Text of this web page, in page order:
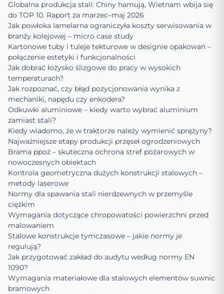
Globalna produkcja stali: Chiny hamują, Wietnam wbija się
do TOP 10. Raport za marzec–maj 2026
Jak powłoka lamelarna ograniczyła koszty serwisowania w
branży kolejowej – micro case study
Kartonowe tuby i tuleje tekturowe w designie opakowań –
połączenie estetyki i funkcjonalności
Jak dobrać łożysko ślizgowe do pracy w wysokich
temperaturach?
Jak rozpoznać, czy błąd pozycjonowania wynika z
mechaniki, napędu czy enkodera?
Odkuwki aluminiowe – kiedy warto wybrać aluminium
zamiast stali?
Kiedy wiadomo, że w traktorze należy wymienić sprężyny?
Najważniejsze etapy produkcji przęseł ogrodzeniowych
Brama ppoż – skuteczna ochrona stref pożarowych w
nowoczesnych obiektach
Kontrola geometryczna dużych konstrukcji stalowych –
metody laserowe
Normy dla spawania stali nierdzewnych w przemyśle
ciężkim
Wymagania dotyczące chropowatości powierzchni przed
malowaniem
Stalowe konstrukcje tymczasowe – jakie normy je
regulują?
Jak przygotować zakład do audytu według normy EN
1090?
Wymagania materiałowe dla stalowych elementów suwnic
bramowych